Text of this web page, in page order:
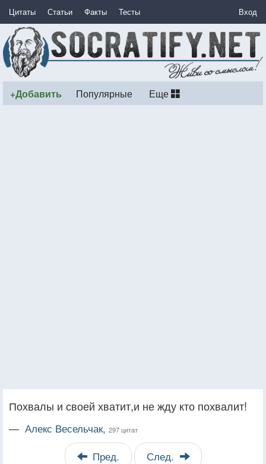
Цитаты Статьи Факты Тесты Вход
+Добавить Популярные Еще
Похвалы и своей хватит,и не жду кто похвалит!
— Алекс Весельчак, 297 цитат
Пред. След.